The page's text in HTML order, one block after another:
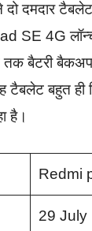
दो दमदार
SE 4G लॉन्च
तक बैटरी
टैबलेट बहुत ही
है।
Redmi
29 July